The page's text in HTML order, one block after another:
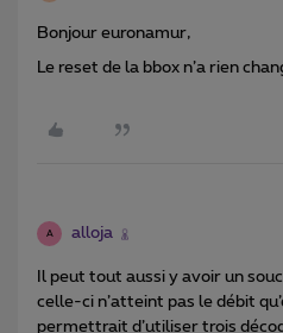
Bonjour euronamur,
Le reset de la bbox n’a rien
A alloja
Il peut tout aussi y avoir un
celle-ci n’atteint pas le débit
permettrait d’utiliser trois